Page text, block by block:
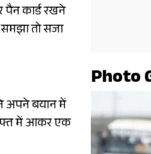
कार्ड रखने
तो सजा
अपने बयान में
में आकर एक
Photo